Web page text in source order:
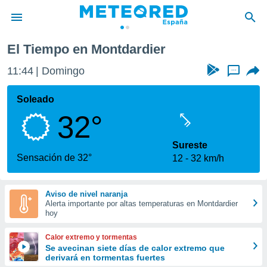
de
por
que se
calidad.
a este
las
y
forma
digital
basada
El Tiempo en Montdardier
11:44 Domingo ...
Soleado
32°
Sensación de 32°
Sureste
12
32 km/h
Aviso de nivel naranja
Alerta importante por altas temperaturas en Montdardier
hoy
Calor extremo y tormentas
Se avecinan siete días de calor extremo que
derivará en tormentas fuertes